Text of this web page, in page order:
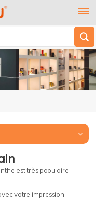
est très populaire
votre impression